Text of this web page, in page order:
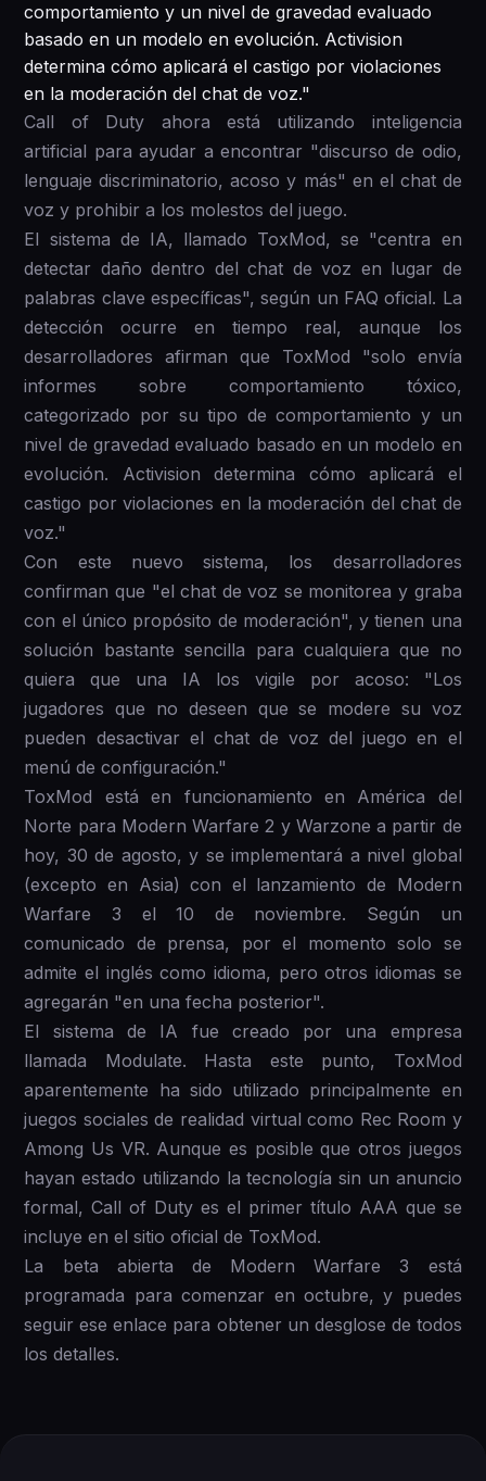
comportamiento y un nivel de gravedad evaluado
basado en un modelo en evolución. Activision
determina cómo aplicará el castigo por violaciones
en la moderación del chat de voz."
Call of Duty ahora está utilizando inteligencia
artificial para ayudar a encontrar "discurso de odio,
lenguaje discriminatorio, acoso y más" en el chat de
voz y prohibir a los molestos del juego.
El sistema de IA, llamado ToxMod, se "centra en
detectar daño dentro del chat de voz en lugar de
palabras clave específicas", según un FAQ oficial. La
detección ocurre en tiempo real, aunque los
desarrolladores afirman que ToxMod "solo envía
informes sobre comportamiento tóxico,
categorizado por su tipo de comportamiento y un
nivel de gravedad evaluado basado en un modelo en
evolución. Activision determina cómo aplicará el
castigo por violaciones en la moderación del chat de
voz."
Con este nuevo sistema, los desarrolladores
confirman que "el chat de voz se monitorea y graba
con el único propósito de moderación", y tienen una
solución bastante sencilla para cualquiera que no
quiera que una IA los vigile por acoso: "Los
jugadores que no deseen que se modere su voz
pueden desactivar el chat de voz del juego en el
menú de configuración."
ToxMod está en funcionamiento en América del
Norte para Modern Warfare 2 y Warzone a partir de
hoy, 30 de agosto, y se implementará a nivel global
(excepto en Asia) con el lanzamiento de Modern
Warfare 3 el 10 de noviembre. Según un
comunicado de prensa, por el momento solo se
admite el inglés como idioma, pero otros idiomas se
agregarán "en una fecha posterior".
El sistema de IA fue creado por una empresa
llamada Modulate. Hasta este punto, ToxMod
aparentemente ha sido utilizado principalmente en
juegos sociales de realidad virtual como Rec Room y
Among Us VR. Aunque es posible que otros juegos
hayan estado utilizando la tecnología sin un anuncio
formal, Call of Duty es el primer título AAA que se
incluye en el sitio oficial de ToxMod.
La beta abierta de Modern Warfare 3 está
programada para comenzar en octubre, y puedes
seguir ese enlace para obtener un desglose de todos
los detalles.